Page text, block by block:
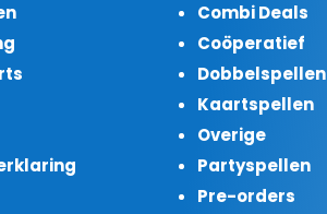
Combi Deals
Coöperatief
Dobbelspellen
Kaartspellen
Overige
Partyspellen
Pre-orders